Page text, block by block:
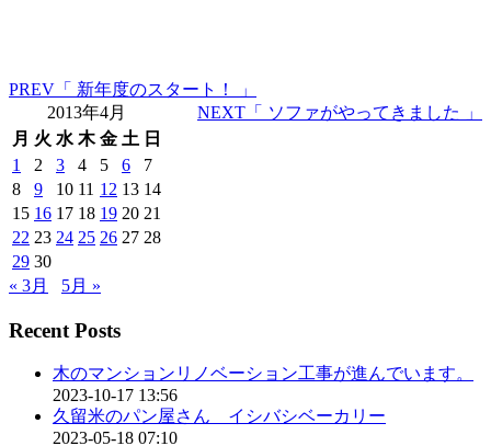
PREV 「 新年度のスタート！ 」
NEXT 「 ソファがやってきました 」
2013年4月
月 火 水 木 金 土 日
1
2 3 4 5 6
7
8
9 10 11 12 13 14
15 16 17 18 19 20 21
22 23 24 25 26 27 28
29 30
« 3月
5月 »
Recent Posts
木のマンションリノベーション工事が進んでいます。
2023-10-17 13:56
久留米のパン屋さん イシバシベーカリー
2023-05-18 07:10